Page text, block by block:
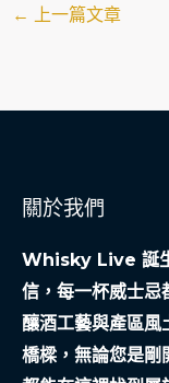
← 上一篇文章
關於我們
Whisky Live 誕生
信，每一杯威士忌
釀酒工藝與產區風
橋樑，無論您是剛